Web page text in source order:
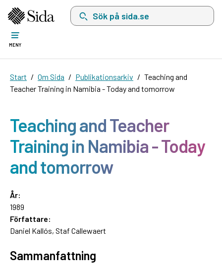
Sök på sida.se, sökförslag kommer att visas
MENY
Start Om Sida Publikationsarkiv
Teaching and
Teacher Training in Namibia - Today and tomorrow
Teaching and Teacher
Training in Namibia - Today
and tomorrow
År:
1989
Författare:
Daniel Kallós, Staf Callewaert
Sammanfattning